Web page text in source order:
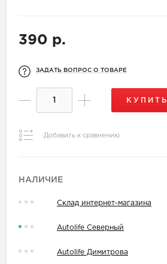
390 р.
ЗАДАТЬ ВОПРОС О ТОВАРЕ
КУПИТЬ
Добавить к сравнению
НАЛИЧИЕ
Склад интернет-магазина
Autolife Северный
Autolife Димитрова